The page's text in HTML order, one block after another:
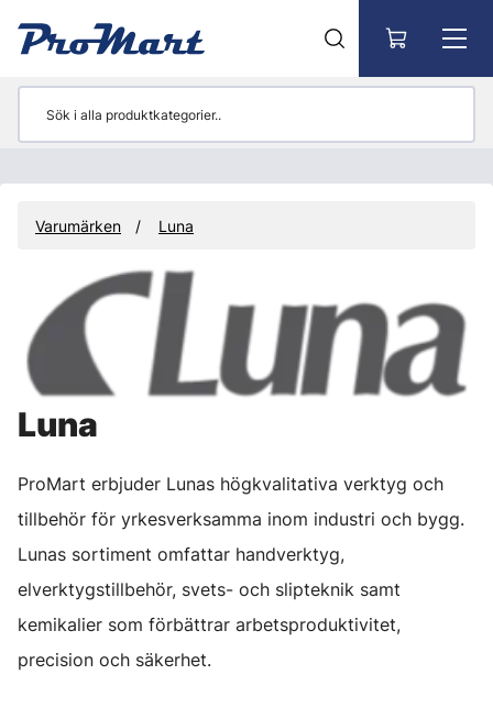
Varumärken Luna
Luna
ProMart erbjuder Lunas högkvalitativa verktyg och
tillbehör för yrkesverksamma inom industri och bygg.
Lunas sortiment omfattar handverktyg,
elverktygstillbehör, svets- och slipteknik samt
kemikalier som förbättrar arbetsproduktivitet,
precision och säkerhet.